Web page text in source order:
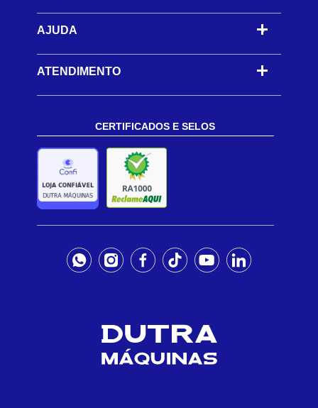
AJUDA -
ATENDIMENTO
CERTIFICADOS E SELOS